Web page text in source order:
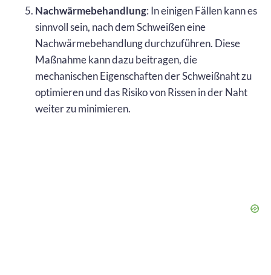
Nachwärmebehandlung: In einigen Fällen kann es
sinnvoll sein, nach dem Schweißen eine
Nachwärmebehandlung durchzuführen. Diese
Maßnahme kann dazu beitragen, die
mechanischen Eigenschaften der Schweißnaht zu
optimieren und das Risiko von Rissen in der Naht
weiter zu minimieren.